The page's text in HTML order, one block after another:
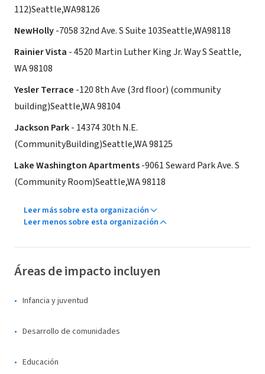
112)Seattle,WA98126
NewHolly-7058 32nd Ave. S Suite 103Seattle,WA98118
Rainier Vista - 4520 Martin Luther King Jr. Way S Seattle,
WA 98108
Yesler Terrace -120 8th Ave (3rd floor) (community
building)Seattle,WA 98104
Jackson Park- 14374 30th N.E.
(CommunityBuilding)Seattle,WA 98125
Lake Washington Apartments-9061 Seward Park Ave. S
(Community Room)Seattle,WA 98118
Leer más sobre esta organización
Leer menos sobre esta organización
Áreas de impacto incluyen
Infancia y juventud
Desarrollo de comunidades
Educación